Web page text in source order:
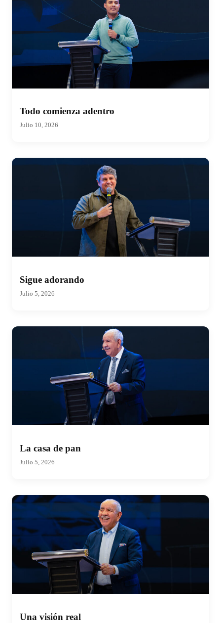
Todo comienza adentro
Julio 10, 2026
Sigue adorando
Julio 5, 2026
La casa de pan
Julio 5, 2026
Una visión real